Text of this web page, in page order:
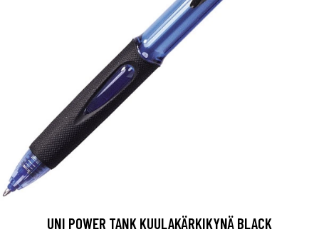
UNI POWER TANK KUULAKÄRKIKYNÄ BLACK